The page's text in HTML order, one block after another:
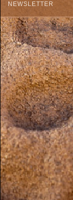
NEWSLETTER